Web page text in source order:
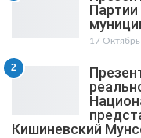
17
2
Кишиневский